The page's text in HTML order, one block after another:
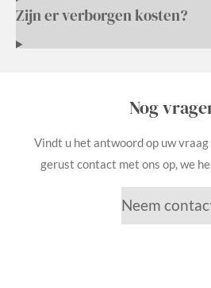
Zijn er verborgen kosten?
Nog
Vindt u het antwoord op uw
gerust contact met ons op, we
Neem